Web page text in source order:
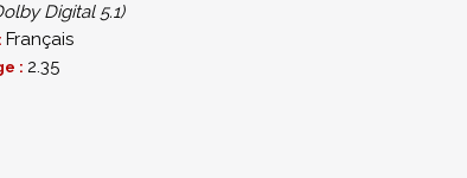
de Gotham
Digital 5.1)
Français
: 2.35